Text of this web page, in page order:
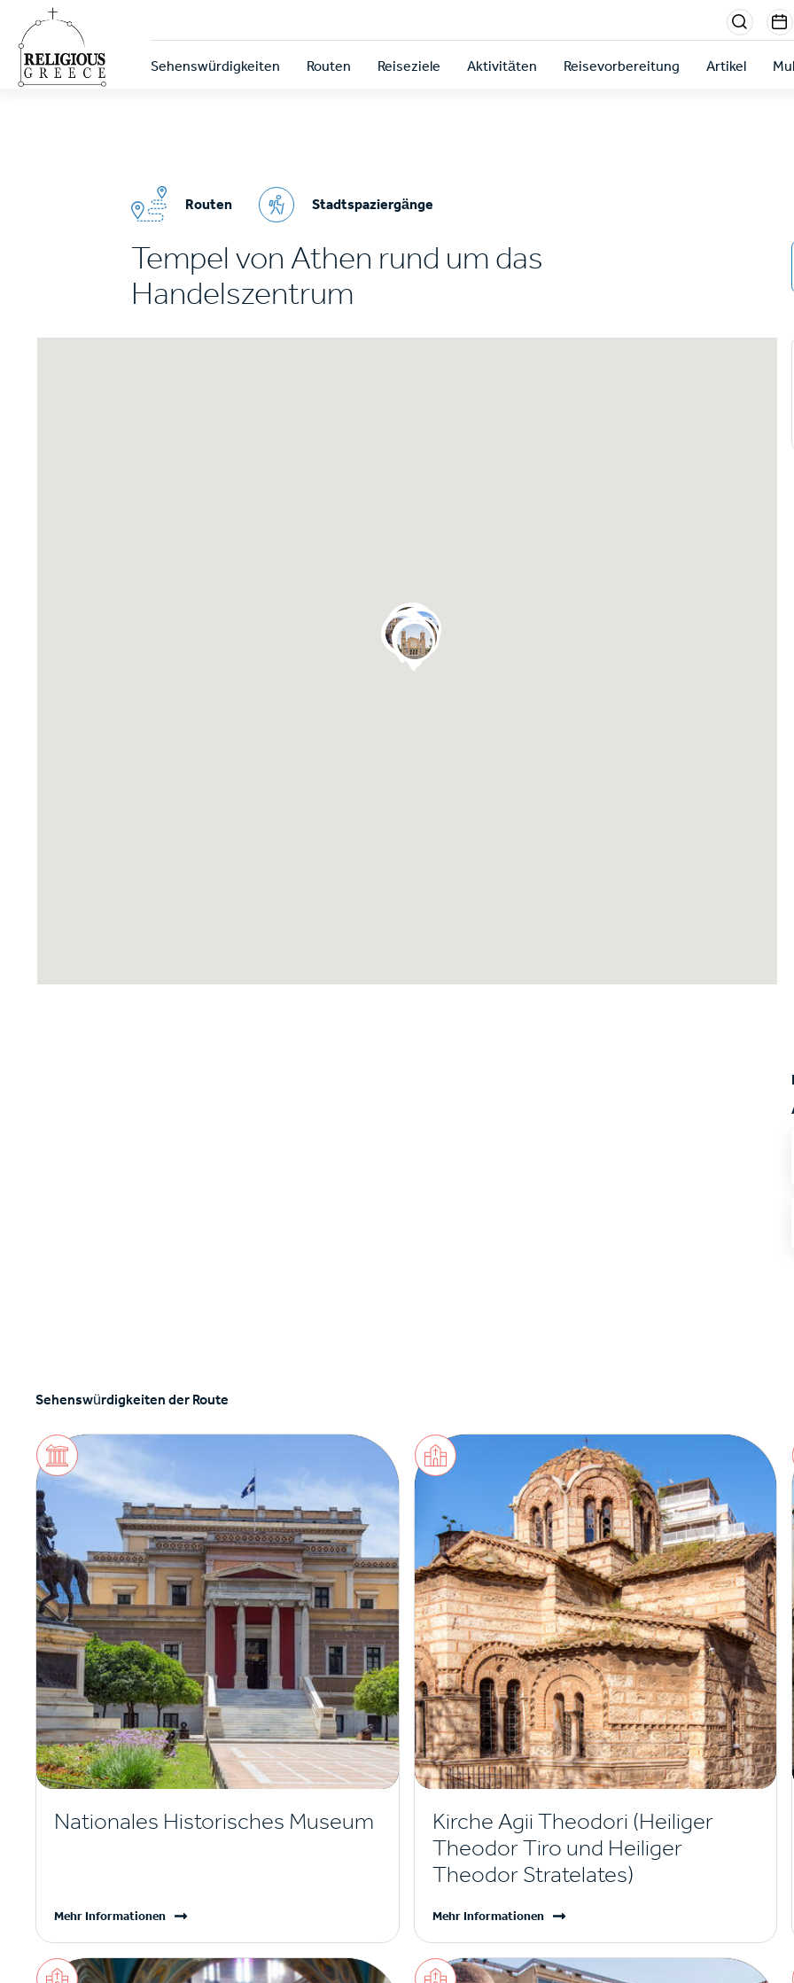
main
content
Menu
right
Κεντρική
πλοήγηση
Sehenswürdigkeiten Routen Reiseziele Aktivitäten Reisevorbereitung Artikel
Routen Stadtspaziergänge
Tempel von Athen rund um das
Handelszentrum
Sehenswürdigkeiten der Route
Nationales Historisches Museum
Mehr Informationen
Kirche Agii Theodori (Heiliger
Theodor Tiro und Heiliger
Theodor Stratelates)
Mehr Informationen